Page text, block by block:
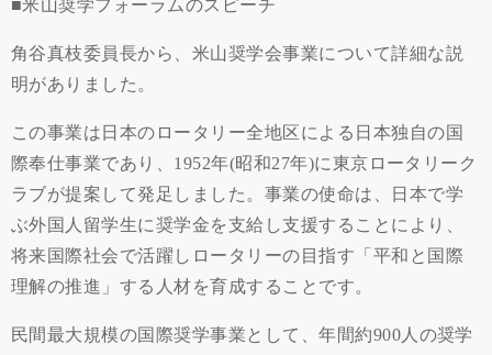
■米山奨学フォーラムのスピーチ
角谷真枝委員長から、米山奨学会事業について詳細な説
明がありました。
この事業は日本のロータリー全地区による日本独自の国
際奉仕事業であり、1952年(昭和27年)に東京ロータリーク
ラブが提案して発足しました。事業の使命は、日本で学
ぶ外国人留学生に奨学金を支給し支援することにより、
将来国際社会で活躍しロータリーの目指す「平和と国際
理解の推進」する人材を育成することです。
民間最大規模の国際奨学事業として、年間約900人の奨学